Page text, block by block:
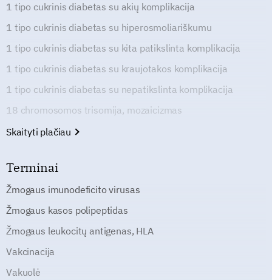
1 tipo cukrinis diabetas su akių komplikacija
1 tipo cukrinis diabetas su hiperosmoliariškumu
1 tipo cukrinis diabetas su kita patikslinta komplikacija
1 tipo cukrinis diabetas su kraujotakos komplikacija
1 tipo cukrinis diabetas su nepatikslinta komplikacija
18 chromosomos trisomija, mozaicizmas
Skaityti plačiau
Terminai
Žmogaus imunodeficito virusas
Žmogaus kasos polipeptidas
Žmogaus leukocitų antigenas, HLA
Vakcinacija
Vakuolė